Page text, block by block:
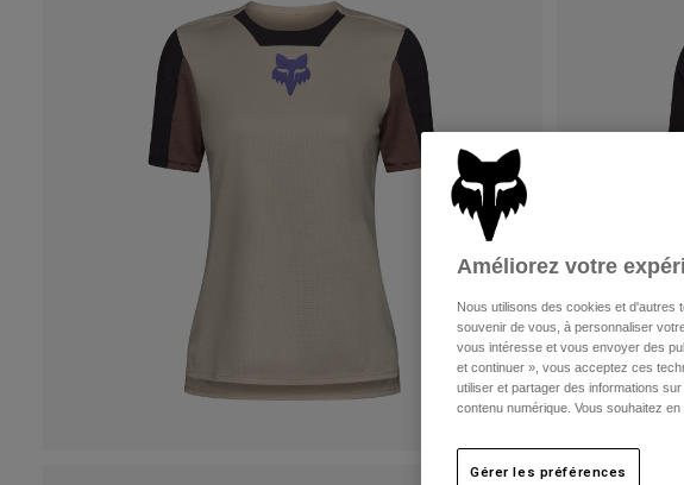
Améliorez votre
Nous utilisons des cookies et d'autres
souvenir de vous, à personnaliser
vous intéresse et vous envoyer des
et continuer », vous acceptez ces
utiliser et partager des informations
contenu numérique. Vous souhaitez
Gérer les préférences